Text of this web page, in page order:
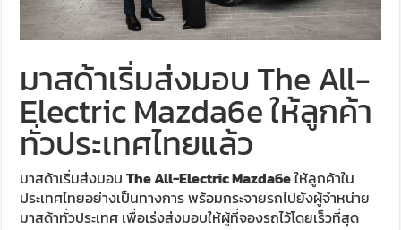
มาสด้าเริ่มส่งมอบ The All-
Electric Mazda6e ให้ลูกค้า
ทั่วประเทศไทยแล้ว
มาสด้าเริ่มส่งมอบThe All-Electric Mazda6eให้ลูกค้าใน
ประเทศไทยอย่างเป็นทางการ พร้อมกระจายรถไปยังผู้จำหน่าย
มาสด้าทั่วประเทศ เพื่อเร่งส่งมอบให้ผู้ที่จองรถไว้โดยเร็วที่สุด